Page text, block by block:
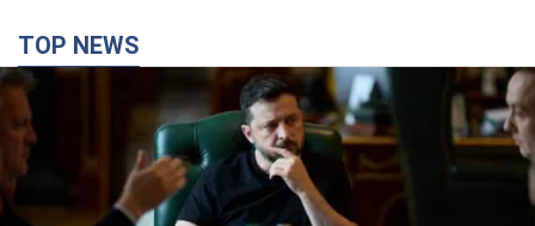
TOP NEWS